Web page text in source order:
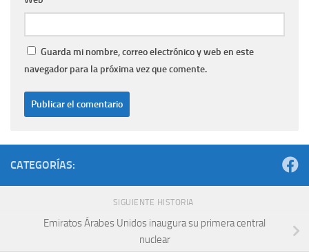
Guarda mi nombre, correo electrónico y web en este
navegador para la próxima vez que comente.
CATEGORÍAS:
SIGUIENTE HISTORIA
Emiratos Árabes Unidos inaugura su primera central
nuclear